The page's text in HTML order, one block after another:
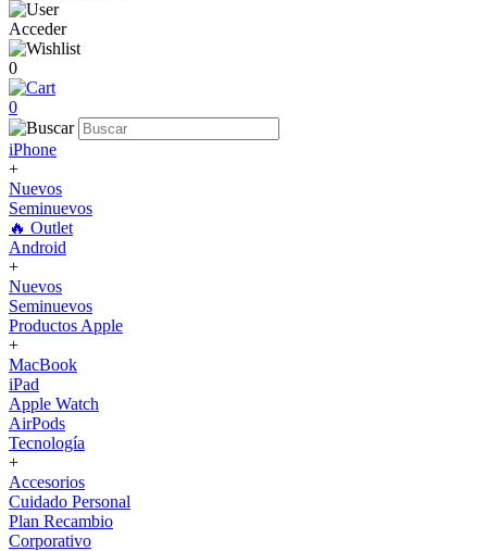
Acceder
0
0
iPhone
+
Nuevos
Seminuevos
🔥 Outlet
Android
+
Nuevos
Seminuevos
Productos Apple
+
MacBook
iPad
Apple Watch
AirPods
Tecnología
+
Accesorios
Cuidado Personal
Plan Recambio
Corporativo